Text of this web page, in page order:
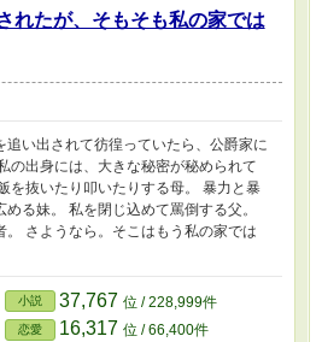
れたが、そもそも私の家では
追い出されて彷徨っていたら、公爵家に
の出身には、大きな秘密が秘められて
抜いたり叩いたりする母。 暴力と暴
る妹。 私を閉じ込めて罵倒する父。
。 さようなら。そこはもう私の家では
小説 37,767 位 / 228,999件
恋愛 16,317 位 / 66,400件